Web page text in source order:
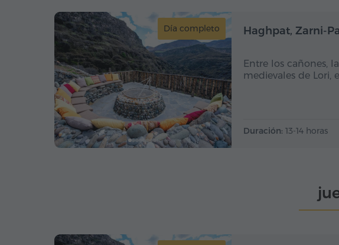
Día completo Haghpat, Zarni-
Entre los cañones,
medievales de Lori,
Duración: 13-14 horas